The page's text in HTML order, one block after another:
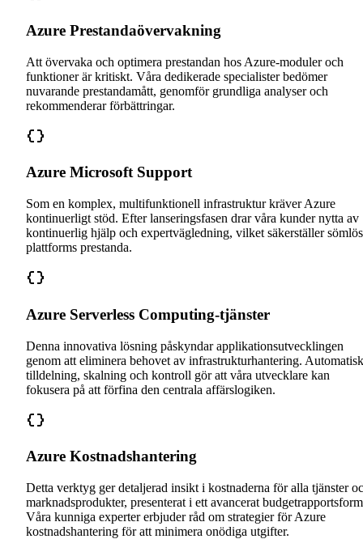
Azure Prestandaövervakning
Att övervaka och optimera prestandan hos Azure-moduler och
funktioner är kritiskt. Våra dedikerade specialister bedömer
nuvarande prestandamått, genomför grundliga analyser och
rekommenderar förbättringar.
Azure Microsoft Support
Som en komplex, multifunktionell infrastruktur kräver Azure
kontinuerligt stöd. Efter lanseringsfasen drar våra kunder nytta av
kontinuerlig hjälp och expertvägledning, vilket säkerställer sömlös
plattforms prestanda.
Azure Serverless Computing-tjänster
Denna innovativa lösning påskyndar applikationsutvecklingen
genom att eliminera behovet av infrastrukturhantering. Automatisk
tilldelning, skalning och kontroll gör att våra utvecklare kan
fokusera på att förfina den centrala affärslogiken.
Azure Kostnadshantering
Detta verktyg ger detaljerad insikt i kostnaderna för alla tjänster
marknadsprodukter, presenterat i ett avancerat
Våra kunniga experter erbjuder råd om strategier för Azure
kostnadshantering för att minimera onödiga utgifter.